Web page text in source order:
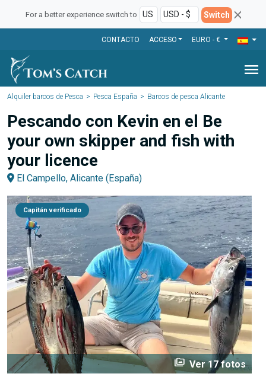
For a better experience switch to Switch
CONTACTO ACCESO EURO - €
menu
Alquiler barcos de Pesca Pesca España Barcos de pesca Alicante
Pescando con Kevin en el Be
your own skipper and fish with
your licence
El Campello, Alicante (España)
Capitán verificado
perm_media Ver 17 fotos